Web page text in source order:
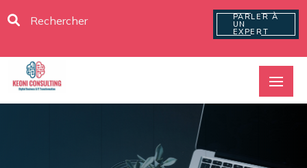
PARLER À
UN
EXPERT